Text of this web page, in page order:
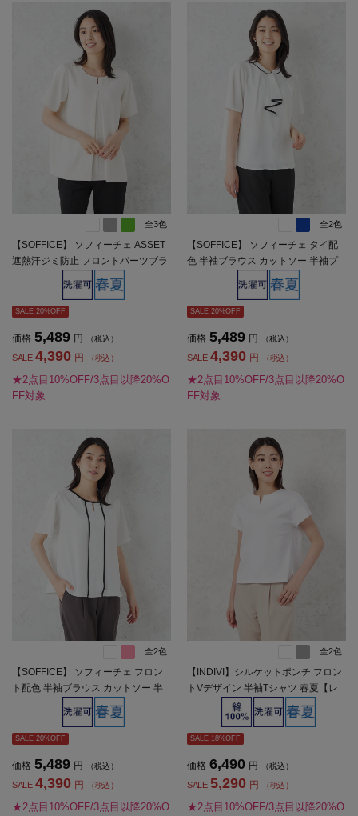
全3色
【SOFFICE】 ソフィーチェ ASSET
遮熱汗ジミ防止 フロントパーツブラ
ウス カットソー 半袖プルオーバー
吸汗速乾 遮熱 UVカット 春夏【レデ
ィース】
SALE 20%OFF
価格 5,489 円 （税込）
SALE 4,390 円 （税込）
★2点目10%OFF/3点目以降20%O
FF対象
全2色
【SOFFICE】 ソフィーチェ タイ配
色 半袖ブラウス カットソー 半袖プ
ルオーバー ウォッシャブル 消臭機能
付き 春夏【レディース】
SALE 20%OFF
価格 5,489 円 （税込）
SALE 4,390 円 （税込）
★2点目10%OFF/3点目以降20%O
FF対象
全2色
【SOFFICE】 ソフィーチェ フロン
ト配色 半袖ブラウス カットソー 半
袖プルオーバー ウォッシャブル 消臭
機能付き 春夏【レディース】
SALE 20%OFF
価格 5,489 円 （税込）
SALE 4,390 円 （税込）
★2点目10%OFF/3点目以降20%O
全2色
【INDIVI】シルケットポンチ フロン
トVデザイン 半袖Tシャツ 春夏【レ
ディース】
SALE 18%OFF
価格 6,490 円 （税込）
SALE 5,290 円 （税込）
★2点目10%OFF/3点目以降20%O